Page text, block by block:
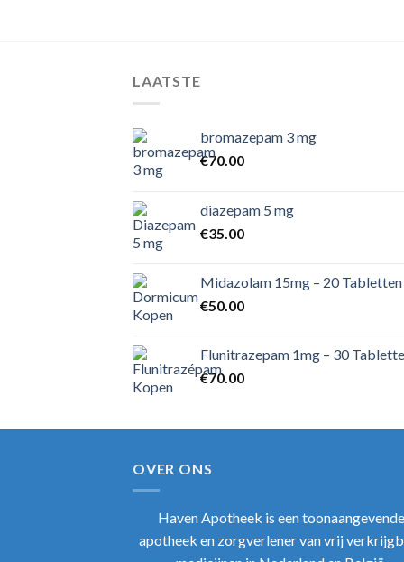
LAATSTE
bromazepam 3 mg
€70.00
diazepam 5 mg
€35.00
Midazolam 15mg – 20 Tabletten
€50.00
Flunitrazepam 1mg – 30
€70.00
OVER ONS
Haven Apotheek is een toonaangevende
apotheek en zorgverlener van vrij